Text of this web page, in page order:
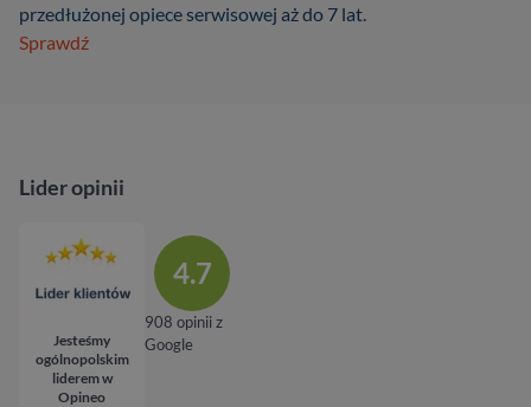
przedłużonej opiece serwisowej aż do 7 lat.
Sprawdź
Lider opinii
Jesteśmy
ogólnopolskim
liderem w
Opineo
4.7
908 opinii z
Google